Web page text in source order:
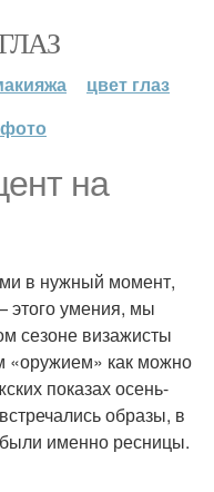
цвет глаз
фото
на
в нужный момент,
этого умения, мы
сезоне визажисты
«оружием» как можно
показах осень-
образы, в
именно ресницы.